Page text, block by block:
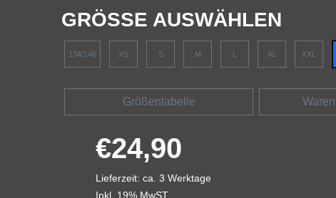
GRÖSSE AUSWÄHLEN
134/146 XS S M L XL XXL
Größentabelle
€24,90
Lieferzeit: ca. 3 Werktage
Inkl. 19% MwST